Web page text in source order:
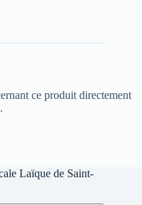
ce produit directement
Laïque de Saint-